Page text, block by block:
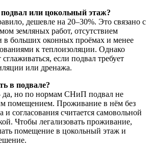
или цокольный этаж?
дешевле на 20–30%. Это связано с
земляных работ, отсутствием
в больших оконных проёмах и менее
к теплоизоляции. Однако
если подвал требует
или дренажа.
в подвале?
но по нормам СНиП подвал не
помещением. Проживание в нём без
и согласования считается самовольной
Чтобы легализовать проживание,
помещение в цокольный этаж и